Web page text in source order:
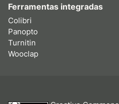
Ferramentas integradas
Colibri
Panopto
Turnitin
Wooclap